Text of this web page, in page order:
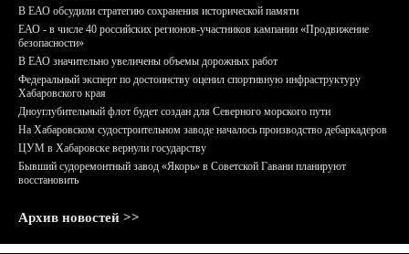
В ЕАО обсудили стратегию сохранения исторической памяти
ЕАО - в числе 40 российских регионов-участников кампании «Продвижение
безопасности»
В ЕАО значительно увеличены объемы дорожных работ
Федеральный эксперт по достоинству оценил спортивную инфраструктуру
Хабаровского края
Дноуглубительный флот будет создан для Северного морского пути
На Хабаровском судостроительном заводе началось производство дебаркадеров
ЦУМ в Хабаровске вернули государству
Бывший судоремонтный завод «Якорь» в Советской Гавани планируют
восстановить
Архив новостей >>